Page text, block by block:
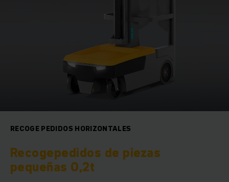
RECOGE PEDIDOS HORIZONTALES
Recogepedidos de piezas
pequeñas 0,2t